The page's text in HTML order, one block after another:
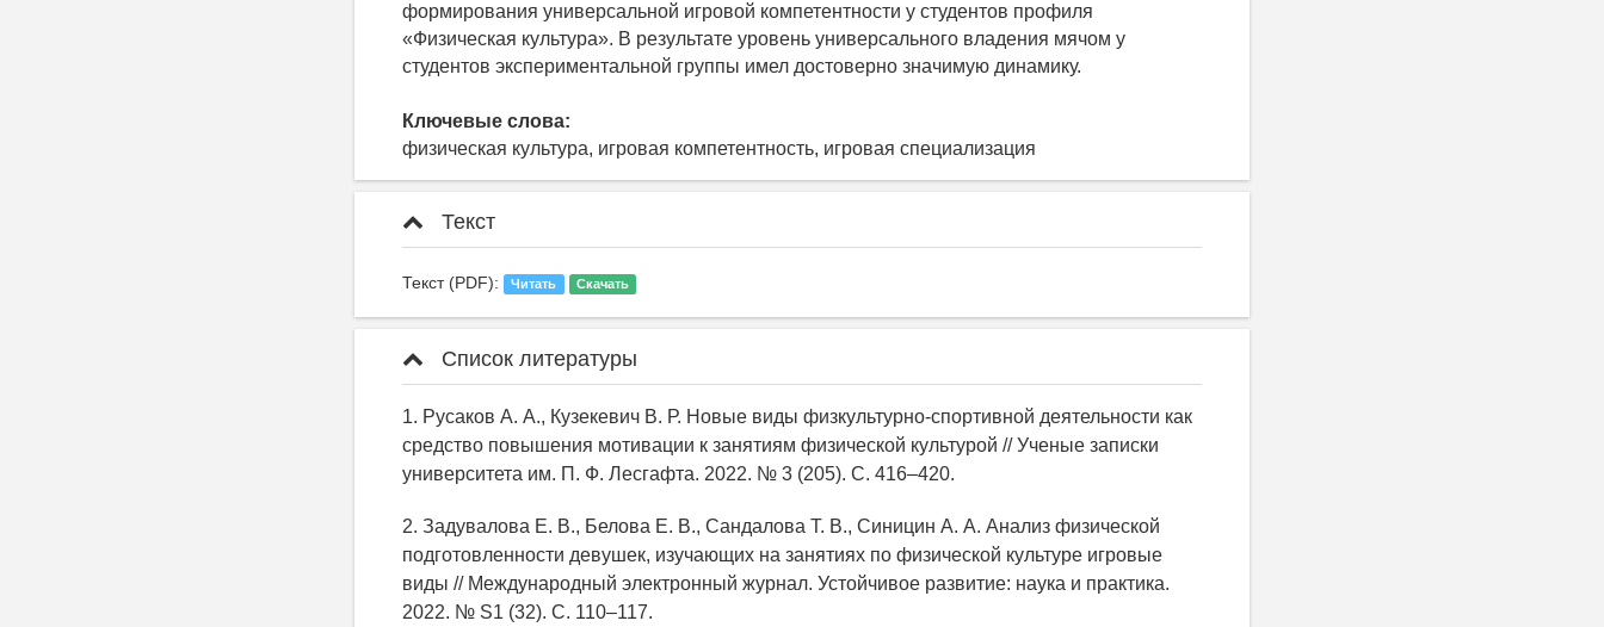
формирования универсальной игровой компетентности у студентов профиля
«Физическая культура». В результате уровень универсального владения мячом у
студентов экспериментальной группы имел достоверно значимую динамику.
Ключевые слова:
физическая культура, игровая компетентность, игровая специализация
Текст
Текст (PDF): Читать Скачать
Список литературы
1. Русаков А. А., Кузекевич В. Р. Новые виды физкультурно-спортивной деятельности как
средство повышения мотивации к занятиям физической культурой // Ученые записки
университета им. П. Ф. Лесгафта. 2022. № 3 (205). С. 416–420.
2. Задувалова Е. В., Белова Е. В., Сандалова Т. В., Синицин А. А. Анализ физической
подготовленности девушек, изучающих на занятиях по физической культуре игровые
виды // Международный электронный журнал. Устойчивое развитие: наука и практика.
2022. № S1 (32). С. 110–117.